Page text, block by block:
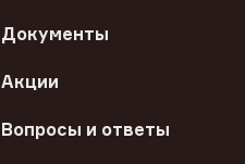
Документы
Акции
Вопросы и ответы